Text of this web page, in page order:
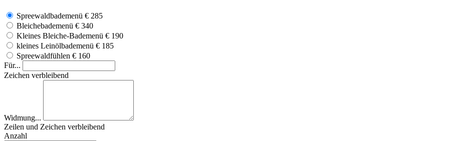
Spreewaldbademenü € 285
Bleichebademenü € 340
Kleines Bleiche-Bademenü € 190
kleines Leinölbademenü € 185
Spreewaldfühlen € 160
Für...
Zeichen verbleibend
Widmung...
Zeilen und Zeichen verbleibend
Anzahl